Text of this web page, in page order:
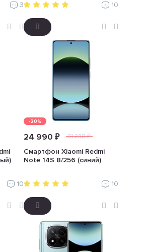
3 10
10
-20%
24 990 ₽ 31 238 ₽
Смартфон Xiaomi Redmi
Note 14S 8/256 (синий)
10